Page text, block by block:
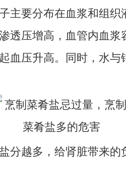
主要分布在血浆和组织
透压增高，血管内血浆
血压升高。同时，水与
越多，给肾脏带来的